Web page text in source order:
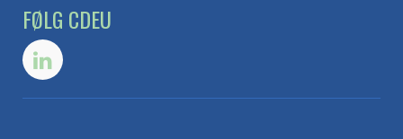
FØLG CDEU